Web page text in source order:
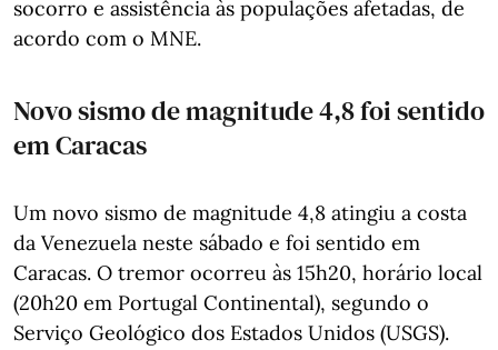
socorro e assistência às populações afetadas, de
acordo com o MNE.
Novo sismo de magnitude 4,8 foi sentido
em Caracas
Um novo sismo de magnitude 4,8 atingiu a costa
da Venezuela neste sábado e foi sentido em
Caracas. O tremor ocorreu às 15h20, horário local
(20h20 em Portugal Continental), segundo o
Serviço Geológico dos Estados Unidos (USGS).